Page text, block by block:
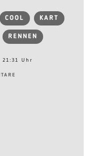
COOL KART
RENNEN
Uhr